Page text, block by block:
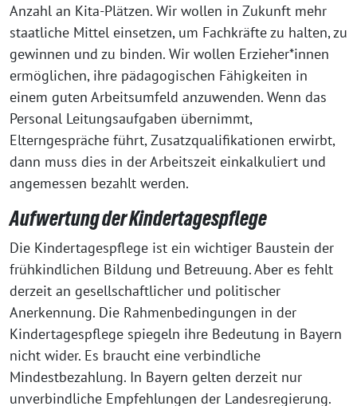
Anzahl an Kita-Plätzen. Wir wollen in Zukunft mehr
staatliche Mittel einsetzen, um Fachkräfte zu halten, zu
gewinnen und zu binden. Wir wollen Erzieher*innen
ermöglichen, ihre pädagogischen Fähigkeiten in
einem guten Arbeitsumfeld anzuwenden. Wenn das
Personal Leitungsaufgaben übernimmt,
Elterngespräche führt, Zusatzqualifikationen erwirbt,
dann muss dies in der Arbeitszeit einkalkuliert und
angemessen bezahlt werden.
Aufwertung der Kindertagespflege
Die Kindertagespflege ist ein wichtiger Baustein der
frühkindlichen Bildung und Betreuung. Aber es fehlt
derzeit an gesellschaftlicher und politischer
Anerkennung. Die Rahmenbedingungen in der
Kindertagespflege spiegeln ihre Bedeutung in Bayern
nicht wider. Es braucht eine verbindliche
Mindestbezahlung. In Bayern gelten derzeit nur
unverbindliche Empfehlungen der Landesregierung.